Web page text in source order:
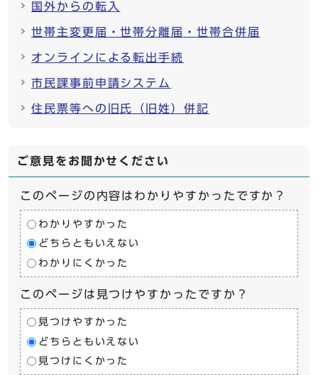
国外からの転入
世帯主変更届・世帯分離届・世帯合併届
オンラインによる転出手続
市民課事前申請システム
住民票等への旧氏（旧姓）併記
ご意見をお聞かせください
このページの内容はわかりやすかったですか？
わかりやすかった
どちらともいえない
わかりにくかった
このページは見つけやすかったですか？
見つけやすかった
どちらともいえない
見つけにくかった